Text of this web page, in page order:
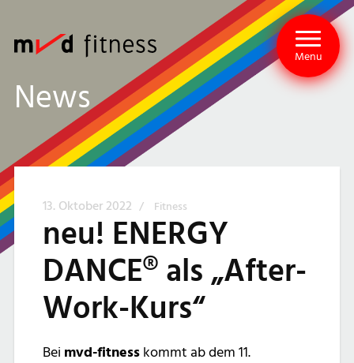
Menu
News
13. Oktober 2022 / Fitness
neu! ENERGY
DANCE® als „After-
Work-Kurs“
Bei mvd-fitness kommt ab dem 11.